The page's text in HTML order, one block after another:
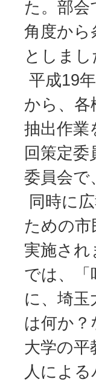
た。部
角度から
としまし
平成19
から、各
抽出作業
回策定
委員会で
同時に
ための
実施され
では、
に、埼玉
は何か
大学の平
人によ